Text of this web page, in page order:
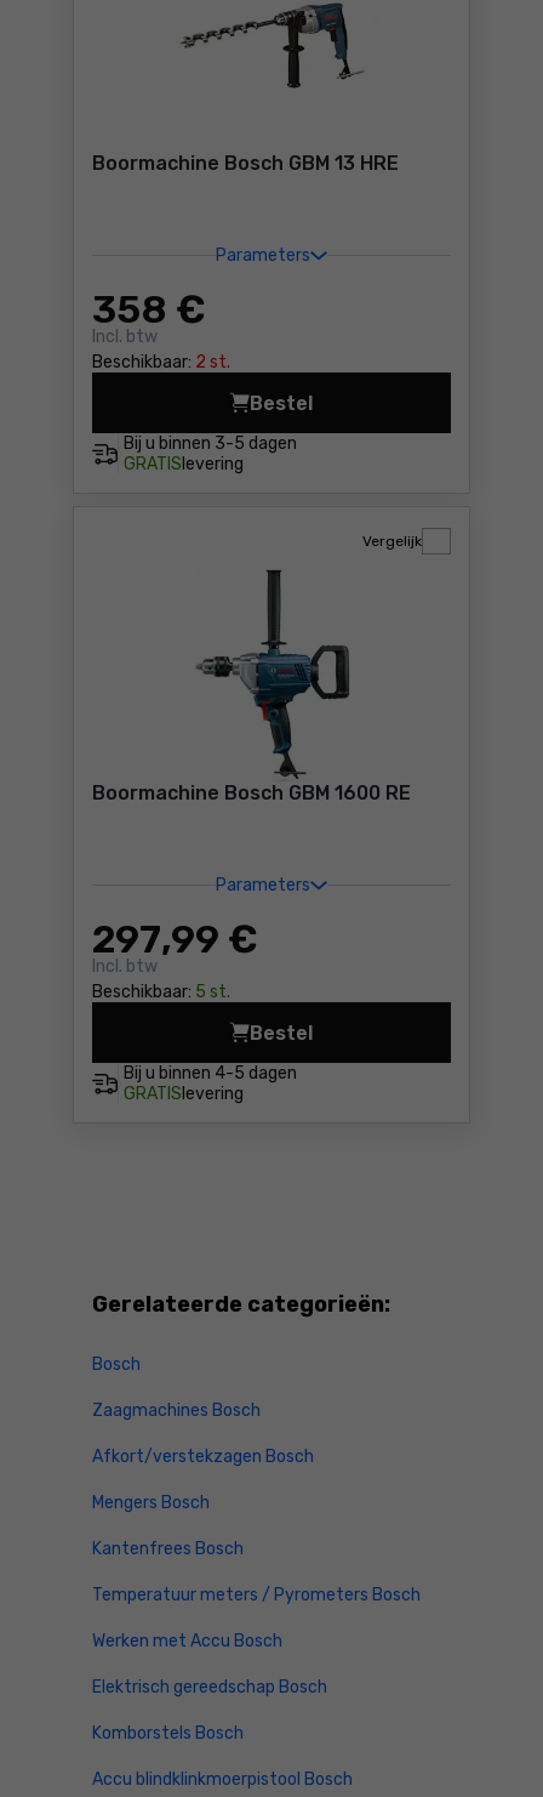
Boormachine Bosch GBM 13 HRE
Parameters
358 €
Incl. btw
Beschikbaar: 2 st.
Bij u binnen 3-5 dagen
GRATIS levering
Bestel
Boormachine Bosch GBM
Boormachine Bosch GBM 1600 RE
Parameters
297,99 €
Incl. btw
Beschikbaar: 5 st.
Vergelijk
Bij u binnen 4-5 dagen
GRATIS levering
Bestel
Boormachine Bosch GBM
Gerelateerde categorieën:
Bosch
Zaagmachines Bosch
Afkort/verstekzagen Bosch
Mengers Bosch
Kantenfrees Bosch
Temperatuur meters / Pyrometers Bosch
Werken met Accu Bosch
Elektrisch gereedschap Bosch
Komborstels Bosch
Accu blindklinkmoerpistool Bosch